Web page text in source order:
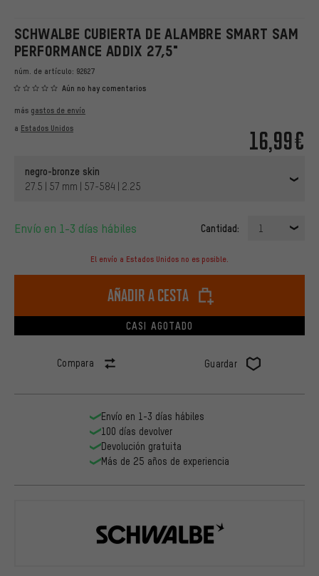
SCHWALBE CUBIERTA DE ALAMBRE SMART SAM
PERFORMANCE ADDIX 27,5"
núm. de artículo: 92627
Aún no hay comentarios
16,99€
más gastos de envío
a Estados Unidos
negro-bronze skin
27.5 | 57 mm | 57-584 | 2.25
Envío en 1-3 días hábiles Cantidad: 1
El envío a Estados Unidos no es posible.
Añadir a cesta
CASI AGOTADO
Compara Guardar
Envío en 1-3 días hábiles
100 días devolver
Devolución gratuita
Más de 25 años de experiencia